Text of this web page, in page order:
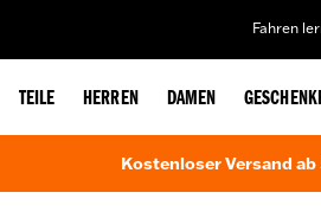
Fahren
TEILE HERREN DAMEN
Kostenloser Versand